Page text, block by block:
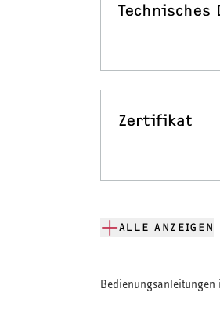
Technisches
Zertifikat
ALLE ANZEIGEN